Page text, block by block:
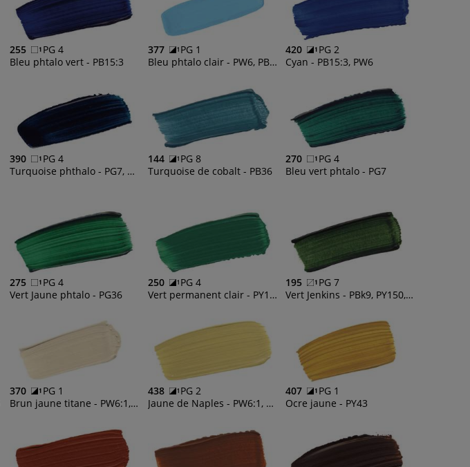
255
PG 4
Bleu phtalo vert - PB15:3
377
PG 1
Bleu phtalo clair - PW6, PB15:3
420
PG 2
Cyan - PB15:3, PW6
390
PG 4
Turquoise phthalo - PG7, PB15:3
144
PG 8
Turquoise de cobalt - PB36
270
PG 4
Bleu vert phtalo - PG7
275
PG 4
Vert Jaune phtalo - PG36
250
PG 4
Vert permanent clair - PY175, PG7, PW6
195
PG 7
Vert Jenkins - PBk9, PY150, PG36
370
PG 1
Brun jaune titane - PW6:1, PW6
438
PG 2
Jaune de Naples - PW6:1, PW6, PY42, PY83
407
PG 1
Ocre jaune - PY43